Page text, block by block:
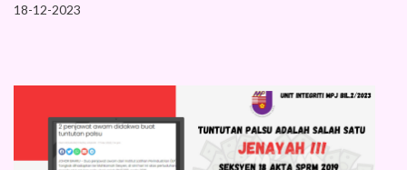
18-12-2023